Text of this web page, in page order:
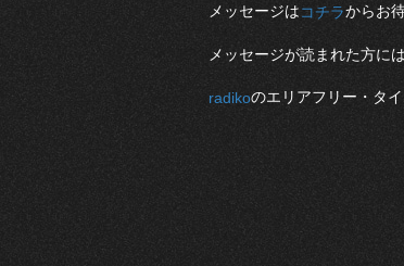
メッセージはコチラからお
メッセージが読まれた方に
radikoのエリアフリー・タ